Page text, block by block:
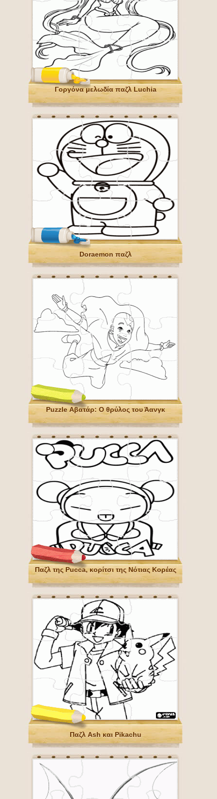
Γοργόνα μελωδία παζλ Luchia
Doraemon παζλ
Puzzle Αβατάρ: Ο θρύλος του Άανγκ
Παζλ της Pucca, κορίτσι της Νότιας Κορέας
Παζλ Ash και Pikachu